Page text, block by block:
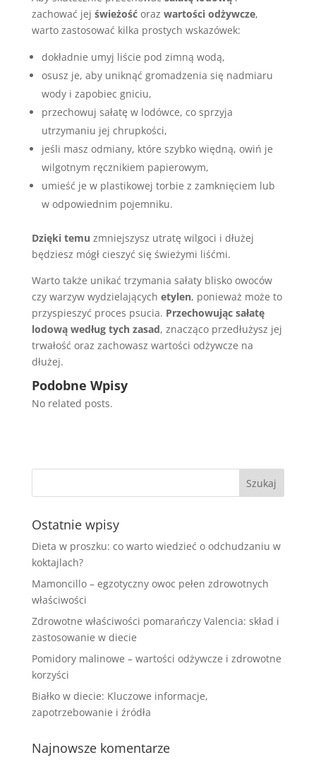
zachować jej świeżośćoraz wartości odżywcze,
warto zastosować kilka prostych wskazówek:
dokładnie umyj liście pod zimną wodą,
osusz je, aby uniknąć gromadzenia się nadmiaru
wody i zapobiec gniciu,
przechowuj sałatę w lodówce, co sprzyja
utrzymaniu jej chrupkości,
jeśli masz odmiany, które szybko więdną, owiń je
wilgotnym ręcznikiem papierowym,
umieść je w plastikowej torbie z zamknięciem lub
w odpowiednim pojemniku.
Dzięki temu zmniejszysz utratę wilgoci i dłużej
będziesz mógł cieszyć się świeżymi liśćmi.
Warto także unikać trzymania sałaty blisko owoców
czy warzyw wydzielających etylen, ponieważ może to
przyspieszyć proces psucia. Przechowując sałatę
lodową według tych zasad, znacząco przedłużysz jej
trwałość oraz zachowasz wartości odżywcze na
dłużej.
Podobne Wpisy
No related posts.
Ostatnie wpisy
Dieta w proszku: co warto wiedzieć o odchudzaniu w
koktajlach?
Mamoncillo – egzotyczny owoc pełen zdrowotnych
właściwości
Zdrowotne właściwości pomarańczy Valencia: skład i
zastosowanie w diecie
Pomidory malinowe – wartości odżywcze i zdrowotne
korzyści
Białko w diecie: Kluczowe informacje,
zapotrzebowanie i źródła
Najnowsze komentarze